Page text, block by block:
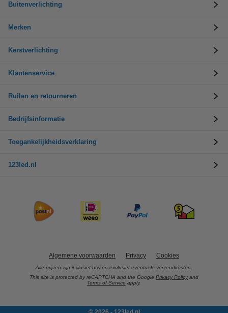
Buitenverlichting
Merken
Kerstverlichting
Klantenservice
Ruilen en retourneren
Bedrijfsinformatie
Toegankelijkheidsverklaring
123led.nl
Algemene voorwaarden Privacy Cookies
Alle prijzen zijn inclusief btw en exclusief eventuele verzendkosten.
This site is protected by reCAPTCHA and the Google Privacy Policy and
Terms of Service apply.